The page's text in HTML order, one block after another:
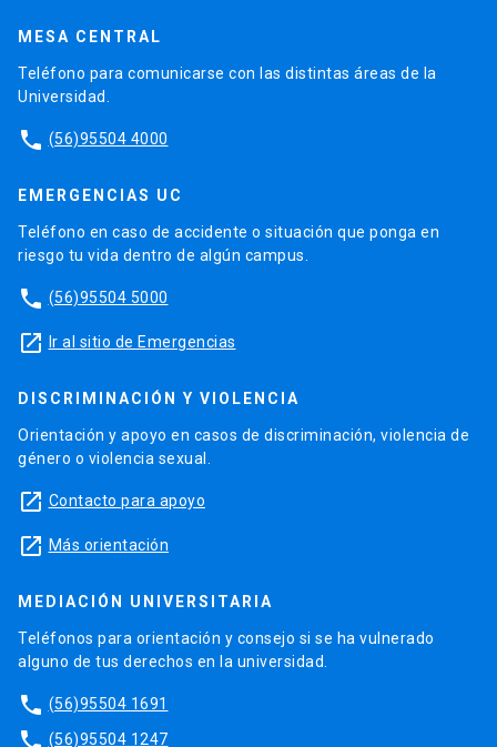
MESA CENTRAL
Teléfono para comunicarse con las distintas áreas de la
Universidad.
phone (56)95504 4000
EMERGENCIAS UC
Teléfono en caso de accidente o situación que ponga en
riesgo tu vida dentro de algún campus.
phone (56)95504 5000
launch Ir al sitio de Emergencias
DISCRIMINACIÓN Y VIOLENCIA
Orientación y apoyo en casos de discriminación, violencia de
género o violencia sexual.
launch Contacto para apoyo
launch Más orientación
MEDIACIÓN UNIVERSITARIA
Teléfonos para orientación y consejo si se ha vulnerado
alguno de tus derechos en la universidad.
phone (56)95504 1691
phone (56)95504 1247